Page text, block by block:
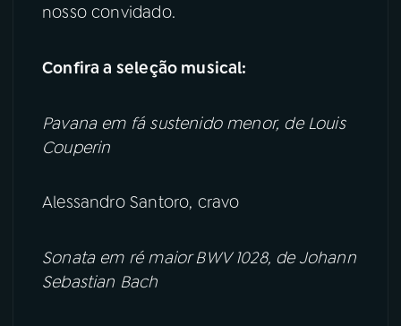
nosso convidado.
Confira a seleção musical:
Pavana em fá sustenido menor, de Louis
Couperin
Alessandro Santoro, cravo
Sonata em ré maior BWV 1028, de Johann
Sebastian Bach